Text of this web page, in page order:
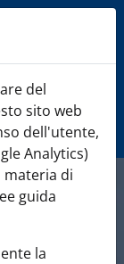
del
sito web
dell'utente,
Analytics)
di
guida
la